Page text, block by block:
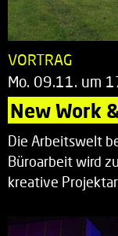
VORTRAG
Mo. 09.11. um
New Work
Die Arbeitswelt
Büroarbeit wird
kreative